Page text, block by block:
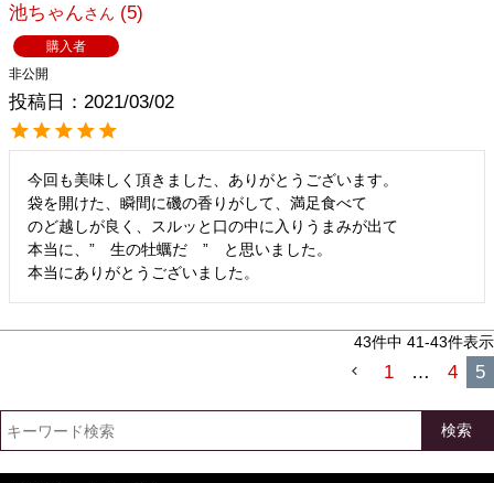
池ちゃん 5
購入者
非公開
投稿日 2021/03/02
今回も美味しく頂きました、ありがとうございます。
袋を開けた、瞬間に磯の香りがして、満足食べて
のど越しが良く、スルッと口の中に入りうまみが出て
本当に、”　生の牡蠣だ　”　と思いました。
本当にありがとうございました。
43件中 41-43件表示
1 … 4 5
検索